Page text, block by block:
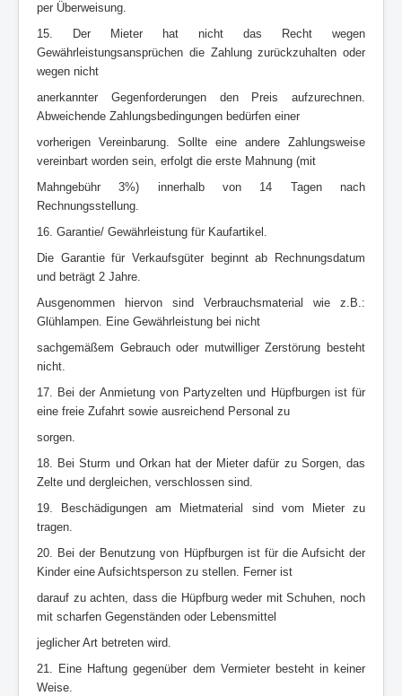
per Überweisung.
15. Der Mieter hat nicht das Recht wegen
Gewährleistungsansprüchen die Zahlung zurückzuhalten oder
wegen nicht
anerkannter Gegenforderungen den Preis aufzurechnen.
Abweichende Zahlungsbedingungen bedürfen einer
vorherigen Vereinbarung. Sollte eine andere Zahlungsweise
vereinbart worden sein, erfolgt die erste Mahnung (mit
Mahngebühr 3%) innerhalb von 14 Tagen nach
Rechnungsstellung.
16. Garantie/ Gewährleistung für Kaufartikel.
Die Garantie für Verkaufsgüter beginnt ab Rechnungsdatum
und beträgt 2 Jahre.
Ausgenommen hiervon sind Verbrauchsmaterial wie z.B.:
Glühlampen. Eine Gewährleistung bei nicht
sachgemäßem Gebrauch oder mutwilliger Zerstörung besteht
nicht.
17. Bei der Anmietung von Partyzelten und Hüpfburgen ist für
eine freie Zufahrt sowie ausreichend Personal zu
sorgen.
18. Bei Sturm und Orkan hat der Mieter dafür zu Sorgen, das
Zelte und dergleichen, verschlossen sind.
19. Beschädigungen am Mietmaterial sind vom Mieter zu
tragen.
20. Bei der Benutzung von Hüpfburgen ist für die Aufsicht der
Kinder eine Aufsichtsperson zu stellen. Ferner ist
darauf zu achten, dass die Hüpfburg weder mit Schuhen, noch
mit scharfen Gegenständen oder Lebensmittel
jeglicher Art betreten wird.
21. Eine Haftung gegenüber dem Vermieter besteht in keiner
Weise.